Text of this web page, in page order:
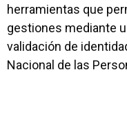
herramientas que
gestiones mediante
validación de
Nacional de las